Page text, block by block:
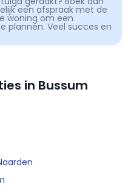
een afspraak met de
woning om een
plannen. Veel succes en
in Bussum